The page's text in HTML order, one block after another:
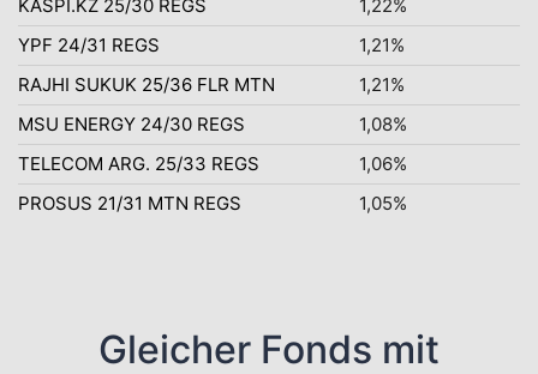
KASPI.KZ 25/30 REGS
1,22%
YPF 24/31 REGS
1,21%
RAJHI SUKUK 25/36 FLR MTN
1,21%
MSU ENERGY 24/30 REGS
1,08%
TELECOM ARG. 25/33 REGS
1,06%
PROSUS 21/31 MTN REGS
1,05%
Gleicher Fonds mit